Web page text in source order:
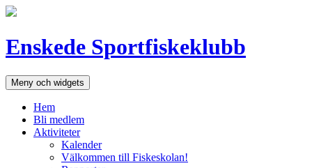
Hoppa
Enskede Sportfiskeklubb
Meny och widgets
Hem
Bli medlem
Aktiviteter
Kalender
Välkommen till Fiskeskolan!